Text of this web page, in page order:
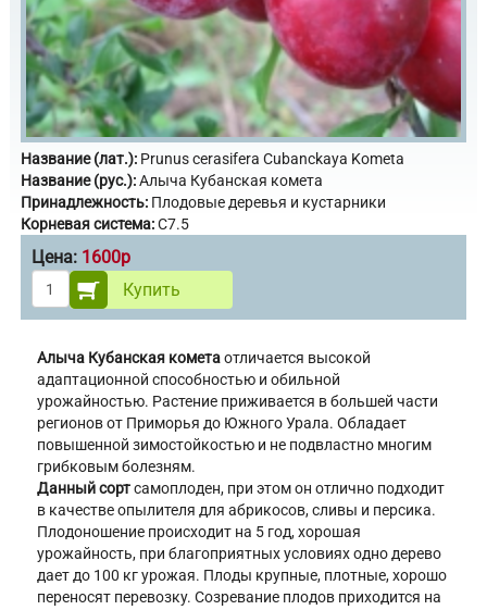
Название (лат.): Prunus cerasifera Cubanckaya Kometa
Название (рус.):Алыча Кубанская комета
Принадлежность: Плодовые деревья и кустарники
Корневая система:С7.5
Цена: 1600р
Купить
Алыча Кубанская кометаотличается высокой
адаптационной способностью и обильной
урожайностью. Растение приживается в большей части
регионов от Приморья до Южного Урала. Обладает
повышенной зимостойкостью и не подвластно многим
грибковым болезням.
Данный сортсамоплоден, при этом он отлично подходит
в качестве опылителя для абрикосов, сливы и персика.
Плодоношение происходит на 5 год, хорошая
урожайность, при благоприятных условиях одно дерево
дает до 100 кг урожая. Плоды крупные, плотные, хорошо
переносят перевозку. Созревание плодов приходится на